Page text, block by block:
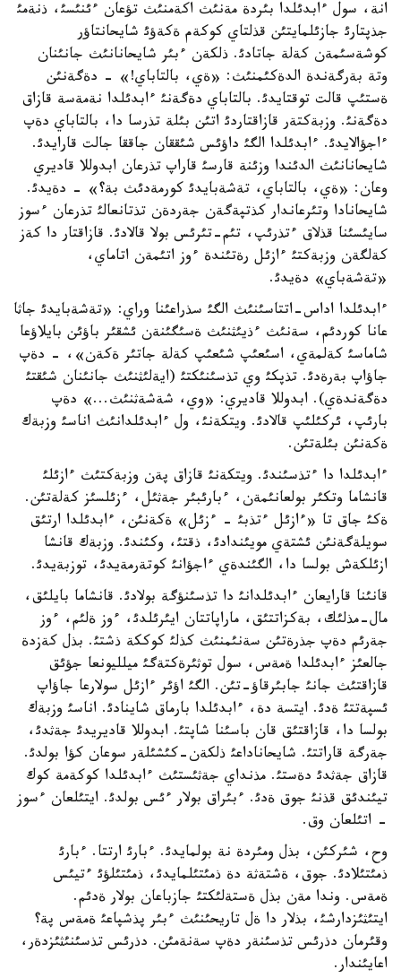
انة، سول ءابدئلدا بئردة مةنئث اكةمنئث تؤعان ءئنئسئ، ذنةمئ
جذپتارئ جازئلمايتئن قذلتاي كوكةم ةكةؤئ شايحانتاؤر
كوشةسئمةن كةلة جاتادئ. ذلكةن ءبئر شايحانانئث جانئنان
وتة بةرگةندة الدةكئمنئث: «ةي، بالتاباي!» - دةگةنئن
ةستئپ قالت توقتايدئ. بالتاباي دةگةنئ ءابدئلدا نةمةسة قازاق
دةگةنئ. وزبةكتةر قازاقتاردئ اتئن بئلة تذرسا دا، بالتاباي دةپ
ءاجؤالايدئ. ءابدئلدا الگئ داؤئس شئققان جاققا جالت قارايدئ.
شايحانانئث الدئندا وزئنة قارسئ قاراپ تذرعان ابدوللا قاديري
وعان: «ةي، بالتاباي، تةشةبايدئ كورمةدئث بة؟» - دةيدئ.
شايحانادا وتئرعاندار كذتپةگةن جةردةن تذتانعالئ تذرعان ءسوز
سايئسئنا قذلاق ءتذرئپ، تئم-تئرئس بولا قالادئ. قازاقتار دا كةز
كةلگةن وزبةكتئ ءازئل رةتئندة ءوز اتئمةن اتاماي،
«تةشةباي» دةيدئ.
ءابدئلدا اداس-اتتاسئنئث الگئ سذراعئنا وراي: «تةشةبايدئ جاثا
عانا كوردئم، سةنئث ءذيئثنئث ةسئگئنةن ئشقئر باؤئن بايلاؤعا
شاماسئ كةلمةي، اسئعئپ شئعئپ كةلة جاتئر ةكةن»، - دةپ
جاؤاپ بةرةدئ. تذپكئ وي تذسئنئكتئ (ايةلئثنئث جانئنان شئقتئ
دةگةندةي). ابدوللا قاديري: «وي، شةشةثنئث...» دةپ
بارئپ، ئركئلئپ قالادئ. ويتكةنئ، ول ءابدئلدانئث اناسئ وزبةك
ةكةنئن بئلةتئن.
ءابدئلدا دا ءتذسئندئ. ويتكةنئ قازاق پةن وزبةكتئث ءازئلئ
قانشاما وتكئر بولعانئمةن، ءبارئبئر جةثئل، ءزئلسئز كةلةتئن.
ةكئ جاق تا «ءازئل ءتذبئ - ءزئل» ةكةنئن، ءابدئلدا ارتئق
سويلةگةنئن ئشتةي مويئندادئ، ذقتئ، وكئندئ. وزبةك قانشا
ازئلكةش بولسا دا، الگئندةي ءاجؤانئ كوتةرمةيدئ، توزبةيدئ.
قانئنا قارايعان ءابدئلدانئ دا تذسئنؤگة بولادئ. قانشاما بايلئق،
مال-مذلئك، بةكزاتتئق، ماراپاتتان ايئرئلدئ، ءوز ةلئم، ءوز
جةرئم دةپ جذرةتئن سةنئمنئث كذلئ كوككة ذشتئ. بذل كةزدة
جالعئز ءابدئلدا ةمةس، سول توثئرةكتةگئ ميلليونعا جؤئق
قازاقتئث جانئ جابئرقاؤ-تئن. الگئ اؤئر ءازئل سولارعا جاؤاپ
ئسپةتتئ ةدئ. ايتسة دة، ءابدئلدا بارماق شاينادئ. اناسئ وزبةك
بولسا دا، قازاقتئق قان باسئنا شاپتئ. ابدوللا قاديريدئ جةثدئ،
جةرگة قاراتتئ. شايحاناداعئ ذلكةن-كئشئلةر سوعان كؤا بولدئ.
قازاق جةثدئ دةستئ. مذنداي جةثئستئث ءابدئلدا كوكةمة كوك
تيئندئق قذنئ جوق ةدئ. ءبئراق بولار ءئس بولدئ. ايتئلعان ءسوز
- اتئلعان وق.
وح، شئركئن، بذل ومئردة نة بولمايدئ. ءبارئ ارتتا. ءبارئ
ذمئتئلادئ. جوق، ةشتةثة دة ذمئتئلمايدئ، ذمئتئلؤئ ءتيئس
ةمةس. وندا مةن بذل ةستةلئكتئ جازباعان بولار ةدئم.
ايتئثئزدارشئ، بذلار دا ةل تاريحئنئث ءبئر پذشپاعئ ةمةس پة؟
وقئرمان دذرئس تذسئنةر دةپ سةنةمئن. دذرئس تذسئنئثئزدةر،
اعايئندار.